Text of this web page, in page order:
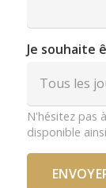
Je souhaite
N'hésitez pas
disponible